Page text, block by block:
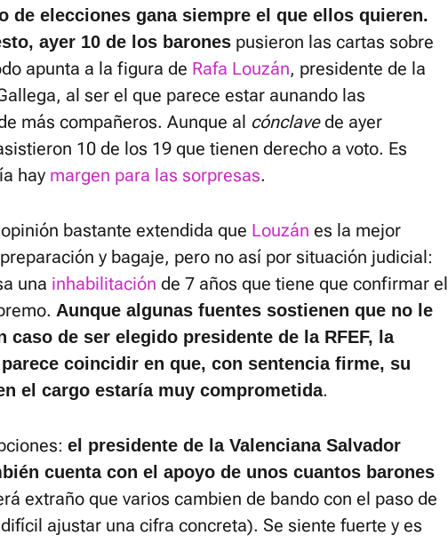
de elecciones gana siempre el que ellos quieren.
ayer 10 de los barones pusieron las cartas sobre
apunta a la figura de Rafa Louzán, presidente de la
al ser el que parece estar aunando las
más compañeros. Aunque al cónclavede ayer
10 de los 19 que tienen derecho a voto. Es
hay margen para las sorpresas.
bastante extendida que Louzán es la mejor
y bagaje, pero no así por situación judicial:
una inhabilitación de 7 años que tiene que confirmar el
Aunque algunas fuentes sostienen que no le
caso de ser elegido presidente de la RFEF, la
coincidir en que, con sentencia firme, su
el cargo estaría muy comprometida.
el presidente de la Valenciana Salvador
cuenta con el apoyo de unos cuantos barones
extraño que varios cambien de bando con el paso de
ajustar una cifra concreta). Se siente fuerte y es